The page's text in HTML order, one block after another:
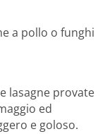
a pollo o funghi
lasagne provate
ed
e goloso.